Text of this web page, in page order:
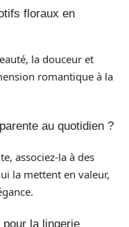
floraux en
la douceur et
romantique à la
au quotidien ?
associez-la à des
la mettent en valeur,
la lingerie